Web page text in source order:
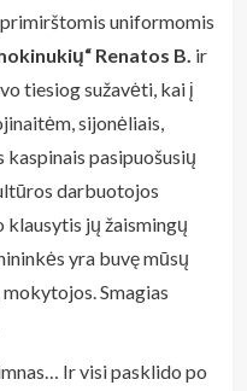
uniformomis
Renatos B. ir
tiesiog sužavėti, kai į
sijonėliais,
pasipuošusių
darbuotojos
klausytis jų žaismingų
yra buvę mūsų
Smagias
Ir visi pasklido po